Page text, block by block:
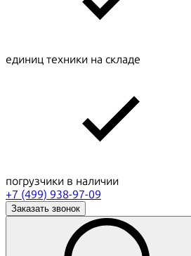
единиц техники на складе
погрузчики в наличии
+7 (499) 938-97-09
Заказать звонок